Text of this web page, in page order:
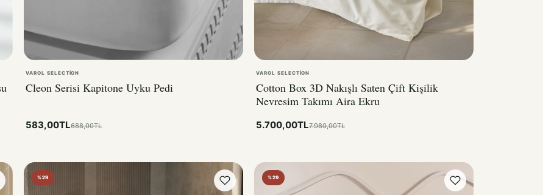
VAROL SELECTION
Cleon Serisi Kapitone Uyku Pedi
VAROL SELECTION
Cotton Box 3D Nakışlı Saten Çift Kişilik
Nevresim Takımı Aira Ekru
5.700,00TL
%29 %29